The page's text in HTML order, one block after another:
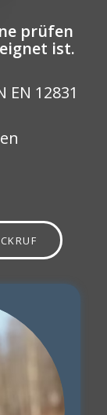
prüfen
ist.
12831